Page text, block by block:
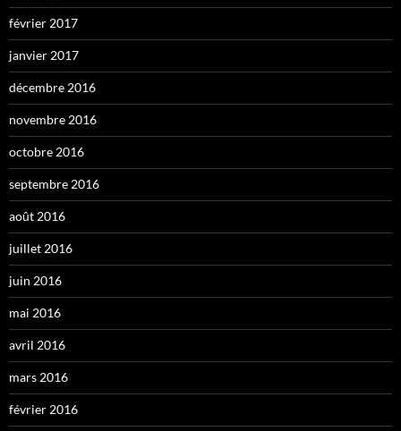
février 2017
janvier 2017
décembre 2016
novembre 2016
octobre 2016
septembre 2016
août 2016
juillet 2016
juin 2016
mai 2016
avril 2016
mars 2016
février 2016